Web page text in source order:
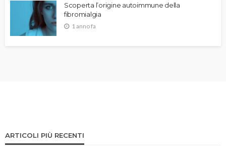
Scoperta l’origine autoimmune della
fibromialgia
1 anno fa
ARTICOLI PIÙ RECENTI